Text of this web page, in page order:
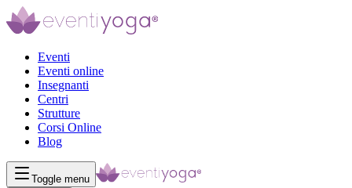
Eventi
Eventi online
Insegnanti
Centri
Strutture
Corsi Online
Blog
Toggle menu